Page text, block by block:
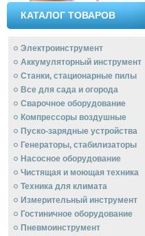
КАТАЛОГ ТОВАРОВ
Электроинструмент
Аккумуляторный инструмент
Станки, стационарные пилы
Все для сада и огорода
Сварочное оборудование
Компрессоры воздушные
Пуско-зарядные устройства
Генераторы, стабилизаторы
Насосное оборудование
Чистящая и моющая техника
Техника для климата
Измерительный инструмент
Гостиничное оборудование
Пневмоинструмент